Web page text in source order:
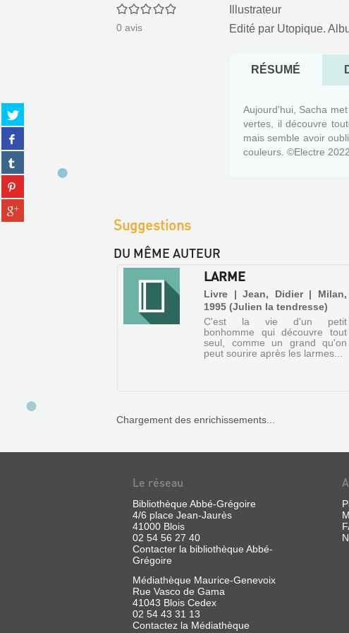
Partager
sur
twitter
(Nouvelle
fenêtre)
Partager
sur
facebook
(Nouvelle
fenêtre)
Partager
sur
tumblr
(Nouvelle
fenêtre)
Partager
sur
pinterest
(Nouvelle
Partager
sur
0/5
0 avis
Illustrateur
Edité par Utopique.
RÉSUMÉ
Aujourd'hui, Sacha
vertes, il découvre
mais semble avoir
couleurs. ©Electre 2022
Suggestions
DU MÊME AUTEUR
LARME
Livre | Jean, Didier | Milan,
1995 (Julien la tendresse)
C'est la vie d'un petit
bonhomme qui découvre tout
seul, comme un grand qu'on
peut sourire après les larmes...
VOISIN-
VOISINE
Livre
Jean,
Didier
Milan,
1994
Chargement des enrichissements...
Le réseau
Bibliothèque Abbé-Grégoire
4/6 place Jean-Jaurès
41000 Blois
02 54 56 27 40
Contacter la bibliothèque Abbé-
Grégoire
Médiathèque Maurice-Genevoix
Rue Vasco de Gama
41043 Blois Cedex
02 54 43 31 13
Contactez la Médiathèque